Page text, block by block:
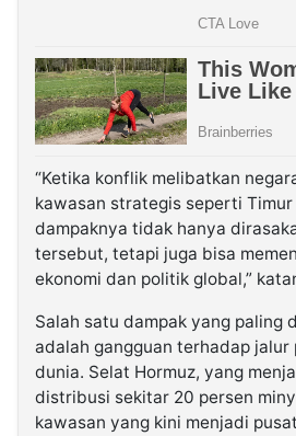
“Ketika konflik melibatkan
kawasan strategis seperti Timur
dampaknya tidak hanya
tersebut, tetapi juga bisa
ekonomi dan politik global,”
Salah satu dampak yang paling
adalah gangguan terhadap jalur
dunia. Selat Hormuz, yang
distribusi sekitar 20 persen
kawasan yang kini menjadi